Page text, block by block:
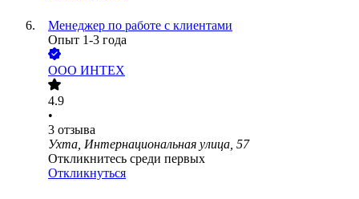
Менеджер по работе с клиентами
Опыт 1-3 года
ООО ИНТЕХ
4.9
•
3 отзыва
Ухта, Интернациональная улица, 57
Откликнитесь среди первых
Откликнуться